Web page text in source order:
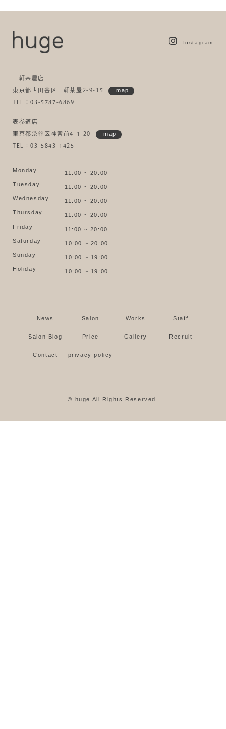
Instagram
三軒茶屋店
東京都世田谷区三軒茶屋2-9-15 map
TEL：03-5787-6869
表参道店
東京都渋谷区神宮前4-1-20 map
TEL：03-5843-1425
Monday
11:00 ~ 20:00
Tuesday
11:00 ~ 20:00
Wednesday
11:00 ~ 20:00
Thursday
11:00 ~ 20:00
Friday
11:00 ~ 20:00
Saturday
10:00 ~ 20:00
Sunday
10:00 ~ 19:00
Holiday
10:00 ~ 19:00
News Salon Works Staff
Salon Blog Price Gallery Recruit
Contact privacy policy
© huge All Rights Reserved.